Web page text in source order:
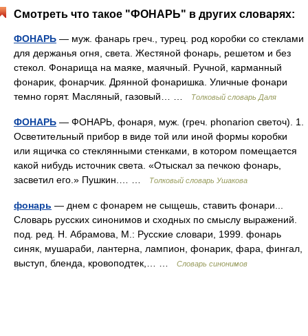
Смотреть что такое "ФОНАРЬ" в других словарях:
ФОНАРЬ — муж. фанарь греч., турец. род коробки со стеклами
для держанья огня, света. Жестяной фонарь, решетом и без
стекол. Фонарища на маяке, маячный. Ручной, карманный
фонарик, фонарчик. Дрянной фонаришка. Уличные фонари
темно горят. Масляный, газовый… …
Толковый словарь Даля
ФОНАРЬ — ФОНАРЬ, фонаря, муж. (греч. phonarion светоч). 1.
Осветительный прибор в виде той или иной формы коробки
или ящичка со стеклянными стенками, в котором помещается
какой нибудь источник света. «Отыскал за печкою фонарь,
засветил его.» Пушкин.… …
Толковый словарь Ушакова
фонарь — днем с фонарем не сыщешь, ставить фонари...
Словарь русских синонимов и сходных по смыслу выражений.
под. ред. Н. Абрамова, М.: Русские словари, 1999. фонарь
синяк, мушараби, лантерна, лампион, фонарик, фара, фингал,
выступ, бленда, кровоподтек,… …
Словарь синонимов